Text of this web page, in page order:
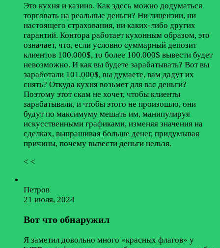
Это кухня и казино. Как здесь можно додуматься
торговать на реальные деньги? Ни лицензии, ни
настоящего страхования, ни каких-либо других
гарантий. Контора работает кухонным образом, это
означает, что, если условно суммарный депозит
клиентов 100.000$, то более 100.000$ вывести будет
невозможно. И как вы будете зарабатывать? Вот вы
заработали 101.000$, вы думаете, вам дадут их
снять? Откуда кухня возьмет для вас деньги?
Поэтому этот скам не хочет, чтобы клиенты
зарабатывали, и чтобы этого не произошло, они
будут по максимуму мешать им, манипулируя
искусственными графиками, изменяя значения на
сделках, выпрашивая больше денег, придумывая
причины, почему вывести деньги нельзя.
< <
Петров
21 июля, 2024
Вот что обнаружил
Я заметил довольно много «красных флагов» у